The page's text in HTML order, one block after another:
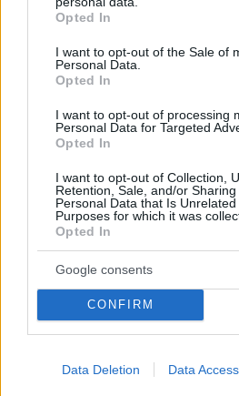
grant or deny consent to Google
use your data for below specified
consent section.
Opted In
I want to opt-out of the Sale of
Personal Data.
Opted In
I want to opt-out of processing
Personal Data for Targeted
Opted In
I want to opt-out of Collection,
Retention, Sale, and/or
Personal Data that Is
Purposes for which it was
Opted In
Google consents
CONFIRM
Data Deletion Data Access
* Υποχρεωτικά πεδία
ΡΟΗ ΕΙΔΗΣΕΩΝ
Ειδήσεις
Αποχωρούν ακόμη δύο στελέχη
πριν 4 λεπτά